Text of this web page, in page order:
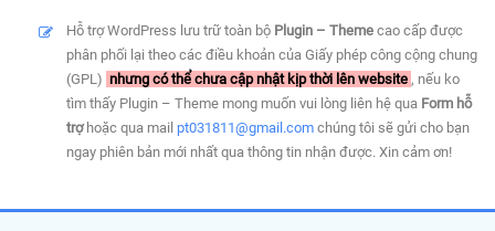
Hỗ trợ WordPress lưu trữ toàn bộ Plugin – Theme cao cấp được
phân phối lại theo các điều khoản của Giấy phép công cộng chung
(GPL) nhưng có thể chưa cập nhật kịp thời lên website , nếu ko
tìm thấy Plugin – Theme mong muốn vui lòng liên hệ qua Form hỗ
trợhoặc qua mail pt031811@gmail.com chúng tôi sẽ gửi cho bạn
ngay phiên bản mới nhất qua thông tin nhận được. Xin cảm ơn!